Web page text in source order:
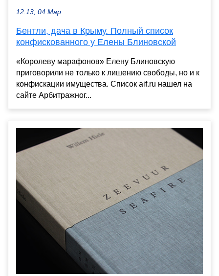
12:13, 04 Мар
Бентли, дача в Крыму. Полный список
конфискованного у Елены Блиновской
«Королеву марафонов» Елену Блиновскую
приговорили не только к лишению свободы, но и к
конфискации имущества. Список aif.ru нашел на
сайте Арбитражног...